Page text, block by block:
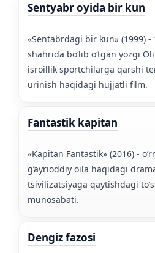
Sentyabr oyida bir kun
«Sentabrdagi bir kun» (1999)
shahrida boʻlib oʻtgan yozgi
isroillik sportchilarga qarshi
urinish haqidagi hujjatli film.
Fantastik kapitan
«Kapitan Fantastik» (2016) -
g’ayrioddiy oila haqidagi
tsivilizatsiyaga qaytishdagi
munosabati.
Dengiz fazosi